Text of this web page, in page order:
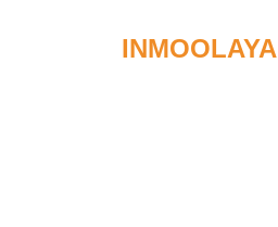
INMOOLAYA